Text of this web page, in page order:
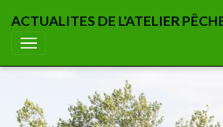
ACTUALITES DE L'ATELIER